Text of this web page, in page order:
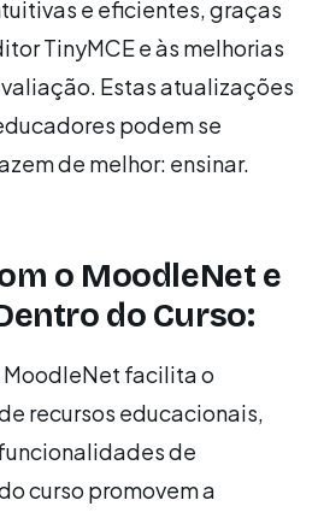
e eficientes, graças
TinyMCE e às melhorias
Estas atualizações
podem se
de melhor: ensinar.
o MoodleNet e
do Curso:
facilita o
recursos educacionais,
de
curso promovem a